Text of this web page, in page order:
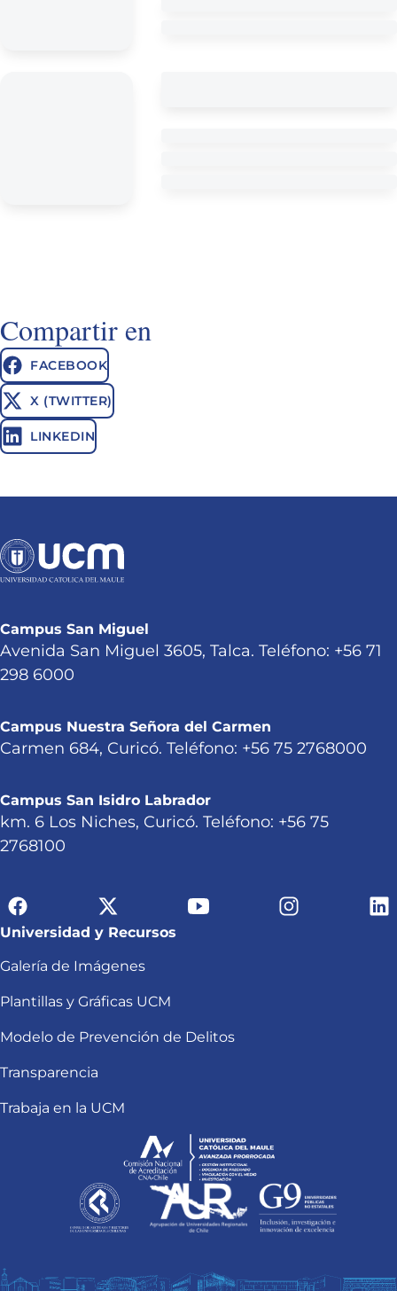
Compartir en
FACEBOOK
X (TWITTER)
LINKEDIN
Campus San Miguel
Avenida San Miguel 3605, Talca. Teléfono: +56 71
298 6000
Campus Nuestra Señora del Carmen
Carmen 684, Curicó. Teléfono: +56 75 2768000
Campus San Isidro Labrador
km. 6 Los Niches, Curicó. Teléfono: +56 75
2768100
Universidad y Recursos
Galería de Imágenes
Plantillas y Gráficas UCM
Modelo de Prevención de Delitos
Transparencia
Trabaja en la UCM